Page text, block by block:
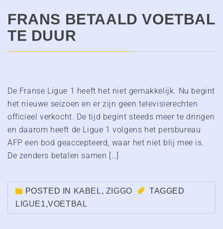
FRANS BETAALD VOETBAL
TE DUUR
De Franse Ligue 1 heeft het niet gemakkelijk. Nu begint
het nieuwe seizoen en er zijn geen televisierechten
officieel verkocht. De tijd begint steeds meer te dringen
en daarom heeft de Ligue 1 volgens het persbureau
AFP een bod geaccepteerd, waar het niet blij mee is.
De zenders betalen samen […]
POSTED IN KABEL, ZIGGO
TAGGED
LIGUE1,VOETBAL